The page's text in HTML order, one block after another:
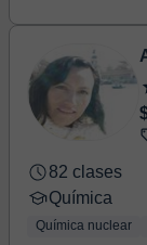
82 clases
Química
Química nuclear